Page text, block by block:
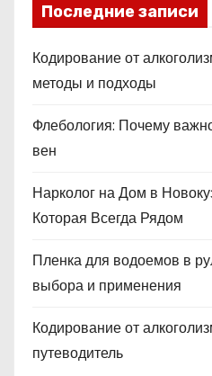
Последние записи
Кодирование от
методы и подходы
Флебология: Почему
вен
Нарколог на Дом в
Которая Всегда Рядом
Пленка для водоемов в
выбора и применения
Кодирование от
путеводитель